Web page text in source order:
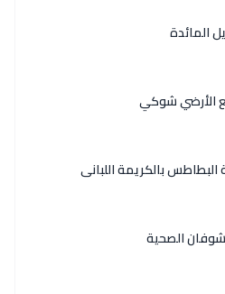
المائدة
الأرضي شوكي
بالكريمة اللبانى
الصحية